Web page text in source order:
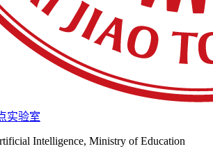
实验室
Intelligence, Ministry of Education